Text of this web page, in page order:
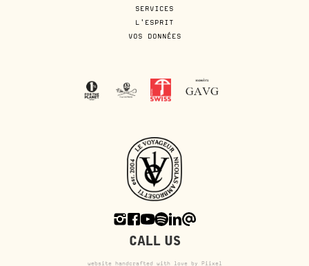
SERVICES
L'ESPRIT
VOS DONNÉES
CALL US
website handcrafted with love by Piixel